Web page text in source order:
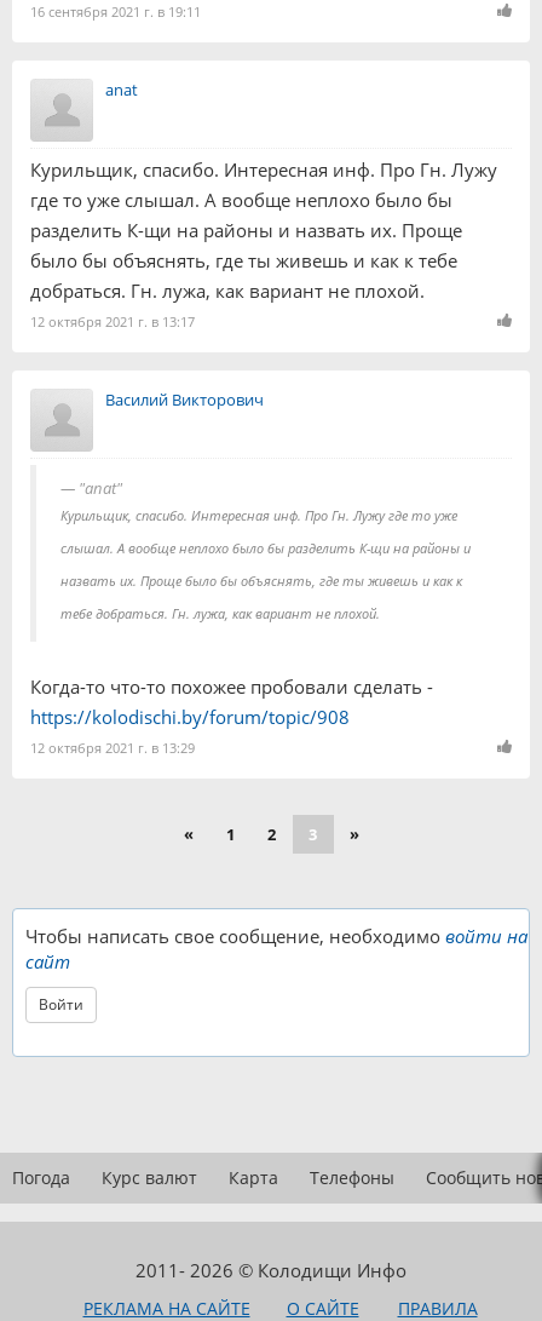
16 сентября 2021 г. в 19:11
anat
Курильщик, спасибо. Интересная инф. Про Гн. Лужу
где то уже слышал. А вообще неплохо было бы
разделить К-щи на районы и назвать их. Проще
было бы объяснять, где ты живешь и как к тебе
добраться. Гн. лужа, как вариант не плохой.
12 октября 2021 г. в 13:17
Василий Викторович
"anat"
Курильщик, спасибо. Интересная инф. Про Гн. Лужу где то уже
слышал. А вообще неплохо было бы разделить К-щи на районы и
назвать их. Проще было бы объяснять, где ты живешь и как к
тебе добраться. Гн. лужа, как вариант не плохой.
Когда-то что-то похожее пробовали сделать -
https://kolodischi.by/forum/topic/908
12 октября 2021 г. в 13:29
« 1 2 3 »
Чтобы написать свое сообщение, необходимо войти на
сайт
Войти
Погода Курс валют Карта Телефоны Сообщить
2011- 2026 © Колодищи Инфо
РЕКЛАМА НА САЙТЕ О САЙТЕ ПРАВИЛА